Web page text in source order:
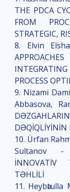
THE PDCA
FROM
STRATEGIC,
8. Elvin
PROCESS
9. Nizami
Abbasova,
DƏQİQLİYİNİN
10. Ürfan
Sultanov -
İNNOVATİV
TƏHLİLİ
11. Heybәtulla